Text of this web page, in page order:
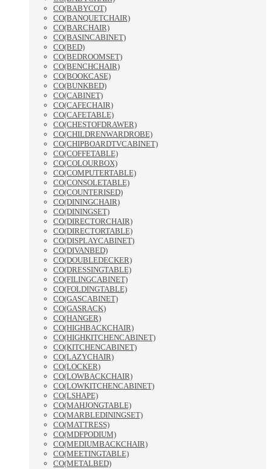
CO(BABYCOT)
CO(BANQUETCHAIR)
CO(BARCHAIR)
CO(BASINCABINET)
CO(BED)
CO(BEDROOMSET)
CO(BENCHCHAIR)
CO(BOOKCASE)
CO(BUNKBED)
CO(CABINET)
CO(CAFECHAIR)
CO(CAFETABLE)
CO(CHESTOFDRAWER)
CO(CHILDRENWARDROBE)
CO(CHIPBOARDTVCABINET)
CO(COFFETABLE)
CO(COLOURBOX)
CO(COMPUTERTABLE)
CO(CONSOLETABLE)
CO(COUNTERISED)
CO(DININGCHAIR)
CO(DININGSET)
CO(DIRECTORCHAIR)
CO(DIRECTORTABLE)
CO(DISPLAYCABINET)
CO(DIVANBED)
CO(DOUBLEDECKER)
CO(DRESSINGTABLE)
CO(FILINGCABINET)
CO(FOLDINGTABLE)
CO(GASCABINET)
CO(GASRACK)
CO(HANGER)
CO(HIGHBACKCHAIR)
CO(HIGHKITCHENCABINET)
CO(KITCHENCABINET)
CO(LAZYCHAIR)
CO(LOCKER)
CO(LOWBACKCHAIR)
CO(LOWKITCHENCABINET)
CO(LSHAPE)
CO(MAHJONGTABLE)
CO(MARBLEDININGSET)
CO(MATTRESS)
CO(MDFPODIUM)
CO(MEDIUMBACKCHAIR)
CO(MEETINGTABLE)
CO(METALBED)